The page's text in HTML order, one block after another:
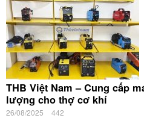
THB Việt Nam – Cung cấp
lượng cho thợ cơ khí
26/08/2025 442